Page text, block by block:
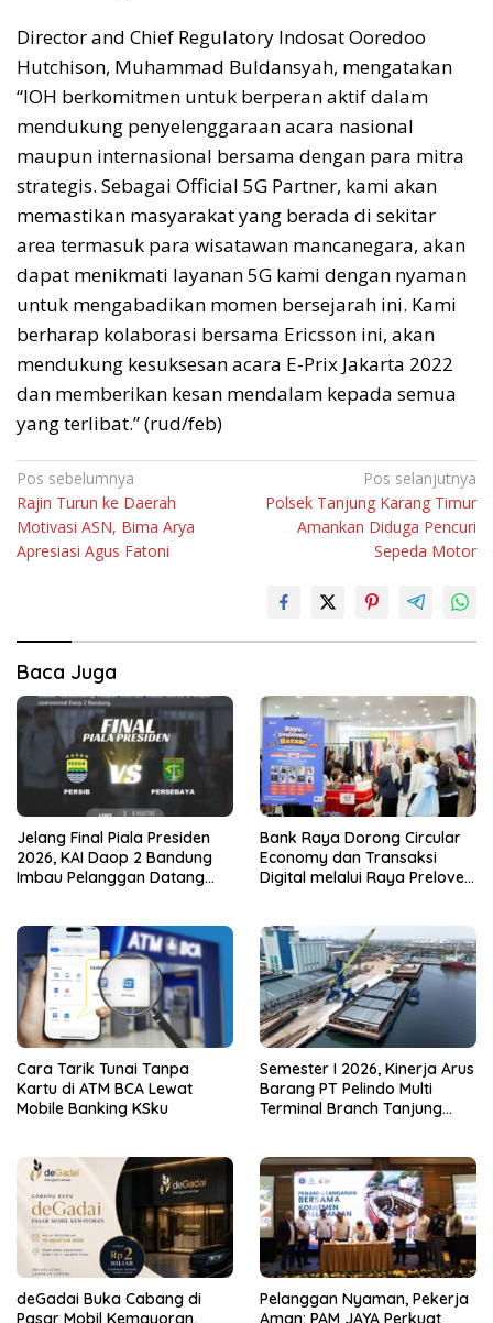
Director and Chief Regulatory Indosat Ooredoo
Hutchison, Muhammad Buldansyah, mengatakan
“IOH berkomitmen untuk berperan aktif dalam
mendukung penyelenggaraan acara nasional
maupun internasional bersama dengan para mitra
strategis. Sebagai Official 5G Partner, kami akan
memastikan masyarakat yang berada di sekitar
area termasuk para wisatawan mancanegara, akan
dapat menikmati layanan 5G kami dengan nyaman
untuk mengabadikan momen bersejarah ini. Kami
berharap kolaborasi bersama Ericsson ini, akan
mendukung kesuksesan acara E-Prix Jakarta 2022
dan memberikan kesan mendalam kepada semua
yang terlibat.” (rud/feb)
Navigasi
pos
Pos sebelumnya
Rajin Turun ke Daerah
Motivasi ASN, Bima Arya
Apresiasi Agus Fatoni
Pos selanjutnya
Polsek Tanjung Karang Timur
Amankan Diduga Pencuri
Sepeda Motor
Baca Juga
Jelang Final Piala Presiden
2026, KAI Daop 2 Bandung
Imbau Pelanggan Datang
Bank Raya Dorong Circular
Economy dan Transaksi
Digital melalui Raya Preloved
Cara Tarik Tunai Tanpa
Kartu di ATM BCA Lewat
Mobile Banking KSku
Semester I 2026, Kinerja Arus
Barang PT Pelindo Multi
Terminal Branch Tanjung
deGadai Buka Cabang di
Pasar Mobil Kemayoran,
Pelanggan Nyaman, Pekerja
Aman: PAM JAYA Perkuat